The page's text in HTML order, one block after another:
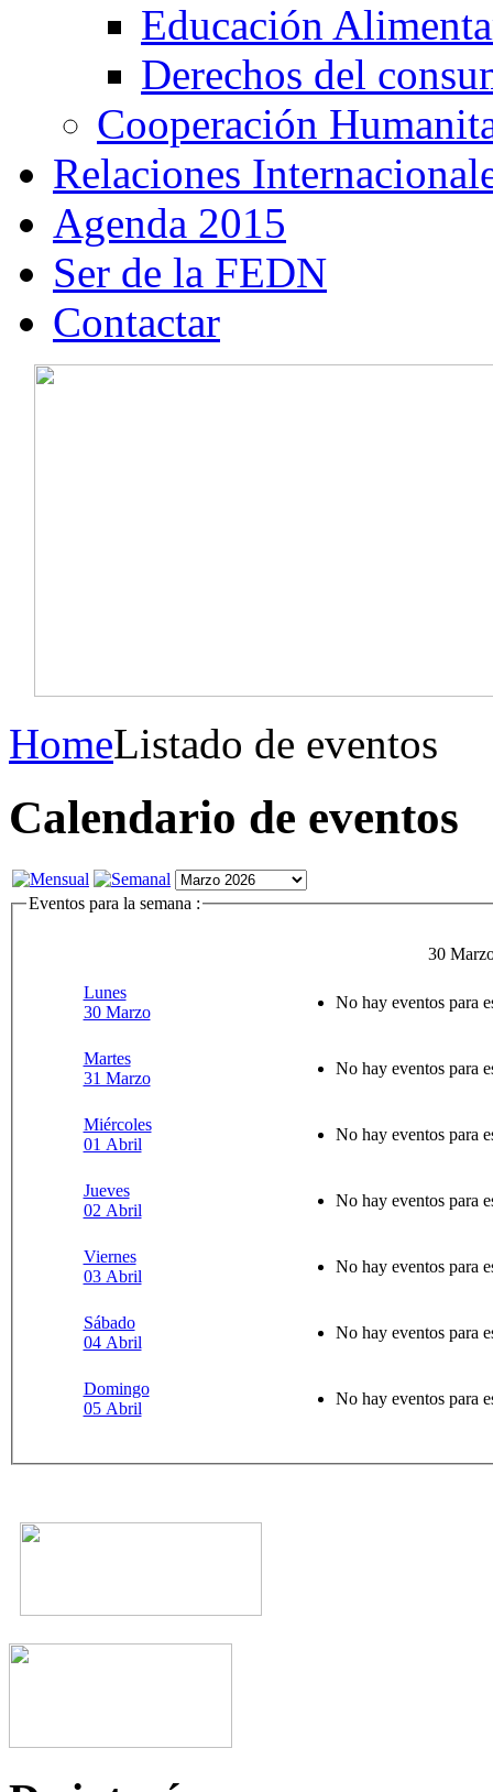
Educación
Derechos del
Cooperación
Relaciones
Agenda 2015
Ser de la FEDN
Contactar
HomeListado de eventos
Calendario de eventos
Eventos para la semana :
30
Lunes
30 Marzo
No hay eventos para
Martes
31 Marzo
No hay eventos para
Miércoles
01 Abril
No hay eventos para
Jueves
02 Abril
No hay eventos para
Viernes
03 Abril
No hay eventos para
Sábado
04 Abril
No hay eventos para
Domingo
05 Abril
No hay eventos para